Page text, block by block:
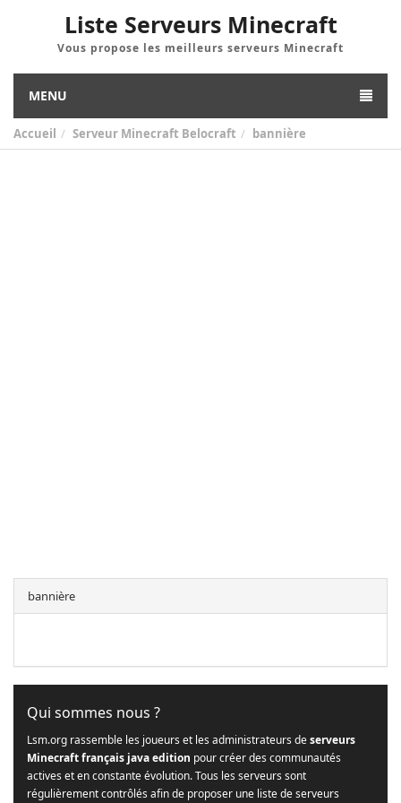
Liste Serveurs Minecraft
Vous propose les meilleurs serveurs Minecraft
MENU
Accueil Serveur Minecraft Belocraft bannière
bannière
Qui sommes nous ?
Lsm.org rassemble les joueurs et les administrateurs deserveurs
Minecraft français java edition pour créer des communautés
actives et en constante évolution. Tous les serveurs sont
régulièrement contrôlés afin de proposer une liste de serveurs